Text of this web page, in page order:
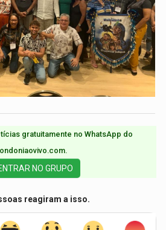
gratuitamente no WhatsApp do
NO GRUPO
reagiram a isso.